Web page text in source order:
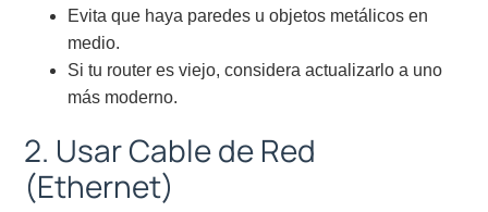
Evita que haya paredes u objetos metálicos en
medio.
Si tu router es viejo, considera actualizarlo a uno
más moderno.
2. Usar Cable de Red
(Ethernet)